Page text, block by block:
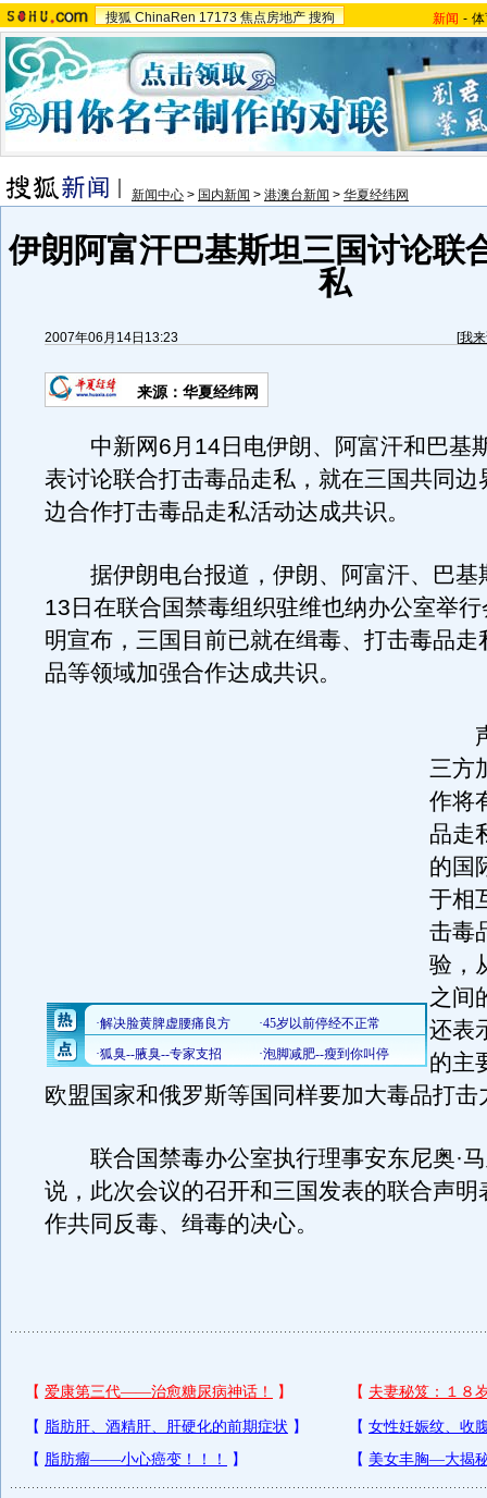
搜狐 ChinaRen 17173 焦点房地产 搜狗 新闻 -
新闻中心 > 国内新闻 > 港澳台新闻 > 华夏经纬网
伊朗阿富汗巴基斯坦三国讨论联
私
2007年06月14日13:23 [我
来源：华夏经纬网
中新网6月14日电伊朗、阿富汗和巴基
表讨论联合打击毒品走私，就在三国共同边
边合作打击毒品走私活动达成共识。
据伊朗电台报道，伊朗、阿富汗、巴基
13日在联合国禁毒组织驻维也纳办公室举
明宣布，三国目前已就在缉毒、打击毒品走
品等领域加强合作达成共识。
声
三方
作将
品走
的国
于相
击毒
验，
之间
还表
的主
欧盟国家和俄罗斯等国同样要加大毒品打击
联合国禁毒办公室执行理事安东尼奥·马
说，此次会议的召开和三国发表的联合声明
作共同反毒、缉毒的决心。